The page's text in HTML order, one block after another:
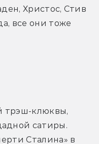
Христос, Стив
все они тоже
трэш-клюквы,
сатиры.
Сталина» в